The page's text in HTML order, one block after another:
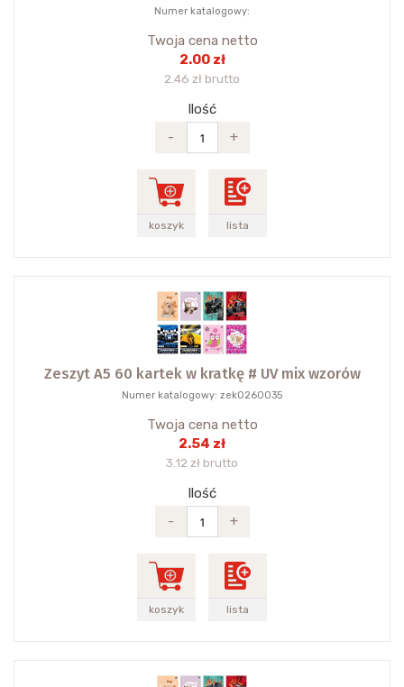
Numer katalogowy:
Twoja cena netto
2.00 zł
2.46 zł brutto
Ilość
-
+
koszyk lista
Zeszyt A5 60 kartek w kratkę # UV mix wzorów
Numer katalogowy: zek0260035
Twoja cena netto
2.54 zł
3.12 zł brutto
Ilość
-
+
koszyk lista